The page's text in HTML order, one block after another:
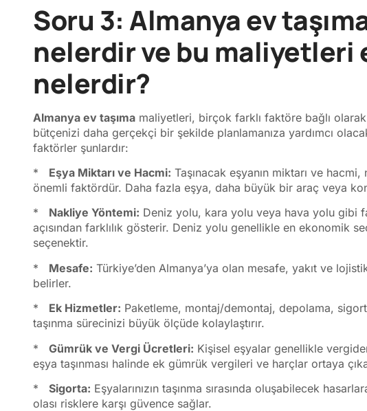
Soru 3: Almanya ev
nelerdir ve bu
nelerdir?
Almanya ev taşıma maliyetleri, birçok farklı faktöre bağlı
bütçenizi daha gerçekçi bir şekilde planlamanıza yardımcı
faktörler şunlardır:
* Eşya Miktarı ve Hacmi: Taşınacak eşyanın miktarı ve
önemli faktördür. Daha fazla eşya, daha büyük bir araç veya
* Nakliye Yöntemi: Deniz yolu, kara yolu veya hava yolu gibi
açısından farklılık gösterir. Deniz yolu genellikle en ekonomik
seçenektir.
* Mesafe: Türkiye’den Almanya’ya olan mesafe, yakıt ve
belirler.
* Ek Hizmetler: Paketleme, montaj/demontaj, depolama,
taşınma sürecinizi büyük ölçüde kolaylaştırır.
* Gümrük ve Vergi Ücretleri: Kişisel eşyalar genellikle
eşya taşınması halinde ek gümrük vergileri ve harçlar ortaya
* Sigorta: Eşyalarınızın taşınma sırasında oluşabilecek
olası risklere karşı güvence sağlar.